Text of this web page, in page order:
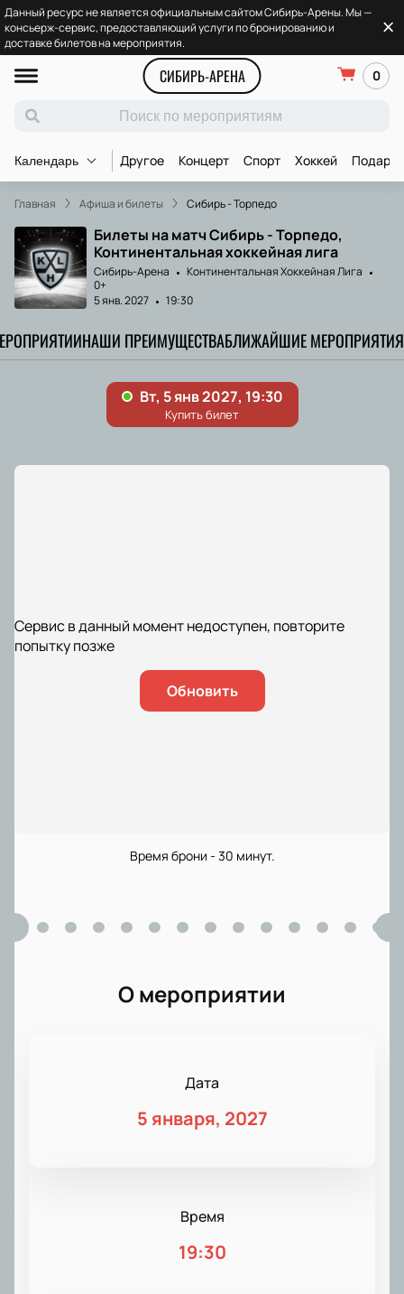
Данный ресурс не является официальным сайтом Сибирь-Арены. Мы —
консьерж-сервис, предоставляющий услуги по бронированию и
доставке билетов на мероприятия.
СИБИРЬ-АРЕНА 0
Календарь Другое Концерт Спорт Хоккей
Главная Афиша и билеты Сибирь - Торпедо
Билеты на матч Сибирь - Торпедо,
Континентальная хоккейная лига
Сибирь-Арена
Континентальная Хоккейная Лига
0+
5 янв. 2027
19:30
НАШИ ПРЕИМУЩЕСТВАБЛИЖАЙШИЕ МЕРОПРИЯТИЯ
Сервис в данный момент недоступен, повторите
попытку позже
Обновить
Время брони - 30 минут.
О мероприятии
Дата
5 января, 2027
Время
19:30